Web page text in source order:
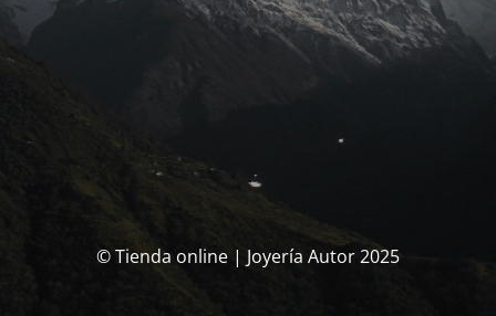
© Tienda online | Joyería Autor 2025